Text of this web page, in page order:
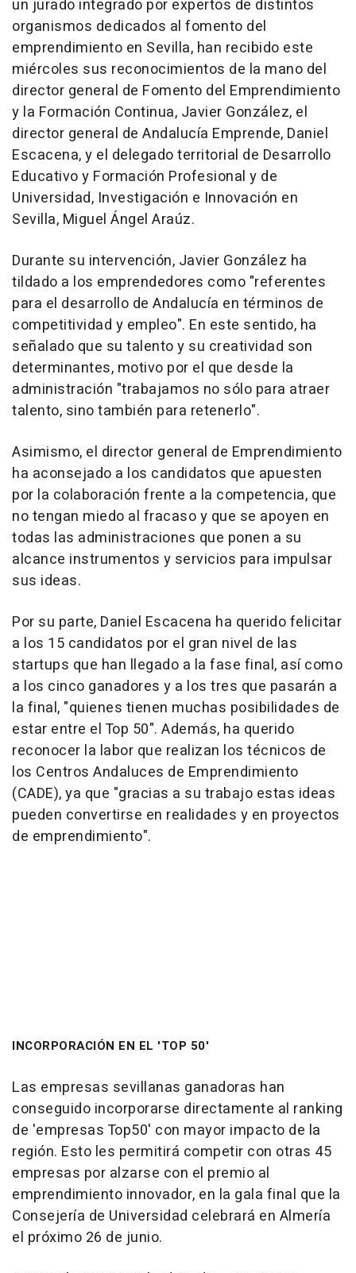
un jurado integrado por expertos de distintos
organismos dedicados al fomento del
emprendimiento en Sevilla, han recibido este
miércoles sus reconocimientos de la mano del
director general de Fomento del Emprendimiento
y la Formación Continua, Javier González, el
director general de Andalucía Emprende, Daniel
Escacena, y el delegado territorial de Desarrollo
Educativo y Formación Profesional y de
Universidad, Investigación e Innovación en
Sevilla, Miguel Ángel Araúz.
Durante su intervención, Javier González ha
tildado a los emprendedores como "referentes
para el desarrollo de Andalucía en términos de
competitividad y empleo". En este sentido, ha
señalado que su talento y su creatividad son
determinantes, motivo por el que desde la
administración "trabajamos no sólo para atraer
talento, sino también para retenerlo".
Asimismo, el director general de Emprendimiento
ha aconsejado a los candidatos que apuesten
por la colaboración frente a la competencia, que
no tengan miedo al fracaso y que se apoyen en
todas las administraciones que ponen a su
alcance instrumentos y servicios para impulsar
sus ideas.
Por su parte, Daniel Escacena ha querido felicitar
a los 15 candidatos por el gran nivel de las
startups que han llegado a la fase final, así como
a los cinco ganadores y a los tres que pasarán a
la final, "quienes tienen muchas posibilidades de
estar entre el Top 50". Además, ha querido
reconocer la labor que realizan los técnicos de
los Centros Andaluces de Emprendimiento
(CADE), ya que "gracias a su trabajo estas ideas
pueden convertirse en realidades y en proyectos
de emprendimiento".
INCORPORACIÓN EN EL 'TOP 50'
Las empresas sevillanas ganadoras han
conseguido incorporarse directamente al ranking
de 'empresas Top50' con mayor impacto de la
región. Esto les permitirá competir con otras 45
empresas por alzarse con el premio al
emprendimiento innovador, en la gala final que la
Consejería de Universidad celebrará en Almería
el próximo 26 de junio.